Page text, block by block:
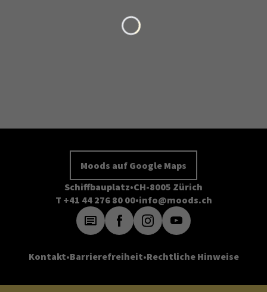
Moods auf Google Maps
Schiffbauplatz CH-8005 Zürich
T +41 44 276 80 00 info@moods.ch
Kontakt Barrierefreiheit Rechtliche Hinweise